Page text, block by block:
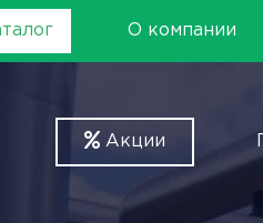
О компании
Акции